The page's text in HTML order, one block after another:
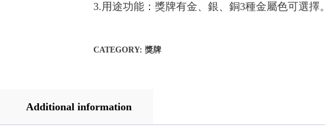
3.用途功能：獎牌有金、銀、銅3種金屬色可選擇。
CATEGORY: 獎牌
Additional information